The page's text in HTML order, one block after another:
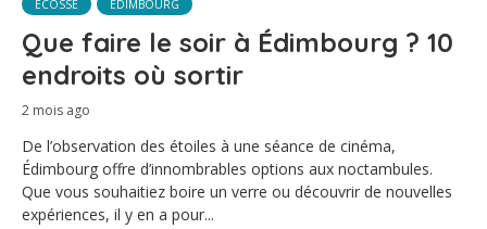
ECOSSE EDIMBOURG
Que faire le soir à Édimbourg ? 10
endroits où sortir
2 mois ago
De l’observation des étoiles à une séance de cinéma,
Édimbourg offre d’innombrables options aux noctambules.
Que vous souhaitiez boire un verre ou découvrir de nouvelles
expériences, il y en a pour...